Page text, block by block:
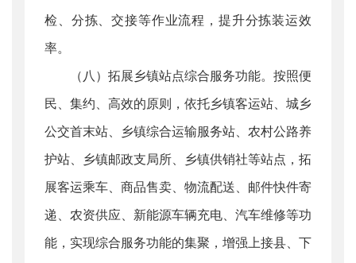
检、分拣、交接等作业流程，提升分拣装运效
率。
（八）拓展乡镇站点综合服务功能。按照便
民、集约、高效的原则，依托乡镇客运站、城乡
公交首末站、乡镇综合运输服务站、农村公路养
护站、乡镇邮政支局所、乡镇供销社等站点，拓
展客运乘车、商品售卖、物流配送、邮件快件寄
递、农资供应、新能源车辆充电、汽车维修等功
能，实现综合服务功能的集聚，增强上接县、下